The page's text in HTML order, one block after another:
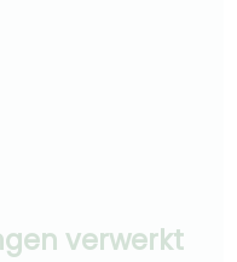
verwerkt